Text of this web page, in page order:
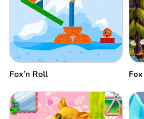
Fox’n Roll